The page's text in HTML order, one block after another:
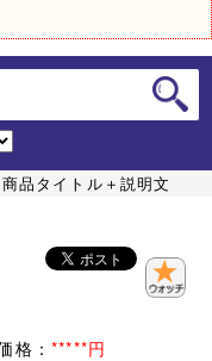
商品タイトル＋説明文
格： *****円